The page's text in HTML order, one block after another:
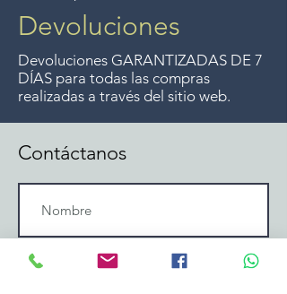
Devoluciones
Devoluciones GARANTIZADAS DE 7
DÍAS para todas las compras
realizadas a través del sitio web.
Contáctanos